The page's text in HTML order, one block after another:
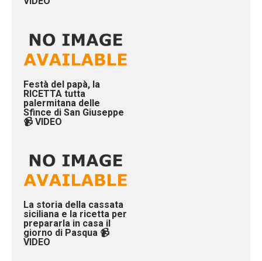
Festà del papà, la
RICETTA tutta
palermitana delle
Sfince di San Giuseppe
📹 VIDEO
La storia della cassata
siciliana e la ricetta per
prepararla in casa il
giorno di Pasqua 📹
VIDEO